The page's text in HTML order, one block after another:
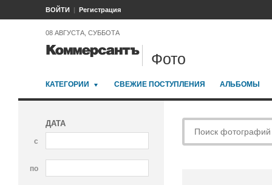
ВОЙТИ Регистрация
08 АВГУСТА, СУББОТА
Фото
КАТЕГОРИИ СВЕЖИЕ ПОСТУПЛЕНИЯ АЛЬБОМЫ
ДАТА
с
по